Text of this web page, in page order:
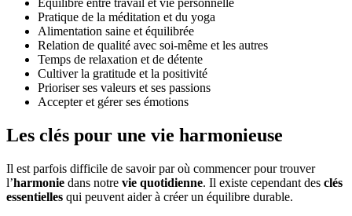
Équilibre entre travail et vie personnelle
Pratique de la méditation et du yoga
Alimentation saine et équilibrée
Relation de qualité avec soi-même et les autres
Temps de relaxation et de détente
Cultiver la gratitude et la positivité
Prioriser ses valeurs et ses passions
Accepter et gérer ses émotions
Les clés pour une vie harmonieuse
Il est parfois difficile de savoir par où commencer pour trouver
l’harmonie dans notre vie quotidienne. Il existe cependant des clés
essentielles qui peuvent aider à créer un équilibre durable.